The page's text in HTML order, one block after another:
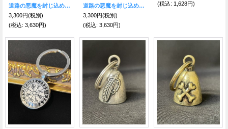
道路の悪魔を封じ込め、様々な災難から身を守る★バイカーベル キーリング バイクG
3,300円(税別)
(税込: 3,630円)
道路の悪魔を封じ込め、様々な災難から身を守る★バイカーベル キーリング スターS
3,300円(税別)
(税込: 3,630円)
(税込: 1,628円)